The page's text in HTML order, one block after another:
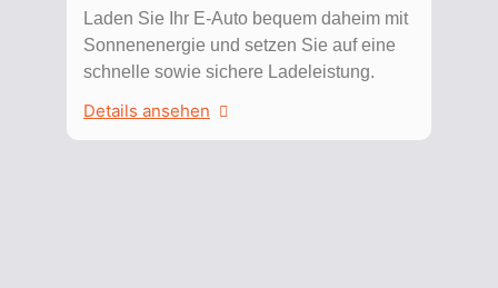
Laden Sie Ihr E-Auto bequem daheim mit
Sonnenenergie und setzen Sie auf eine
schnelle sowie sichere Ladeleistung.
Details ansehen